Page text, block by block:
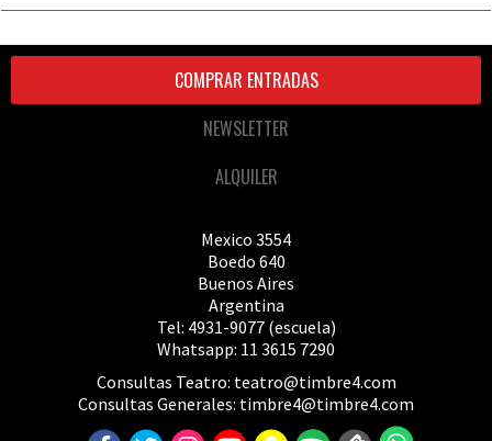
COMPRAR ENTRADAS
NEWSLETTER
ALQUILER
Mexico 3554
Boedo 640
Buenos Aires
Argentina
Tel: 4931-9077 (escuela)
Whatsapp: 11 3615 7290
Consultas Teatro: teatro@timbre4.com
Consultas Generales: timbre4@timbre4.com